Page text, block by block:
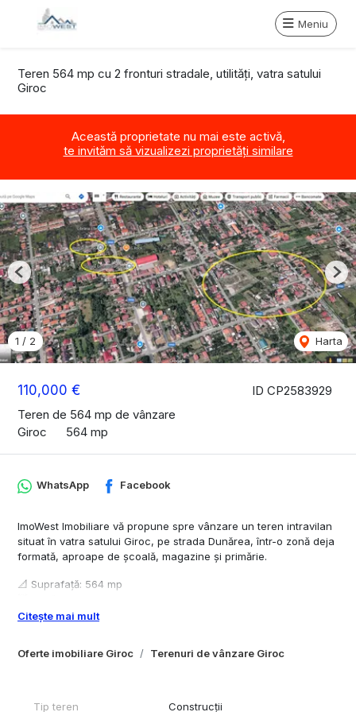
Meniu
Teren 564 mp cu 2 fronturi stradale, utilități, vatra satului
Giroc
Această proprietate nu mai este activă,
te invităm să vizualizezi proprietăți similare
ID CP2583929
110,000 €
Teren de 564 mp de vânzare
Giroc
564 mp
1 / 2 Harta
Previous
Oferte imobiliare Giroc Terenuri de vânzare Giroc
WhatsApp Facebook
ImoWest Imobiliare vă propune spre vânzare un teren intravilan
situat în vatra satului Giroc, pe strada Dunărea, într-o zonă deja
formată, aproape de școală, magazine și primărie.
📐 Suprafață: 564 mp
⚡ Utilități: toate disponibile pe parcelă
Zonă liniștită, acces facil spre oraș.
Citește mai mult
Tip teren Construcții